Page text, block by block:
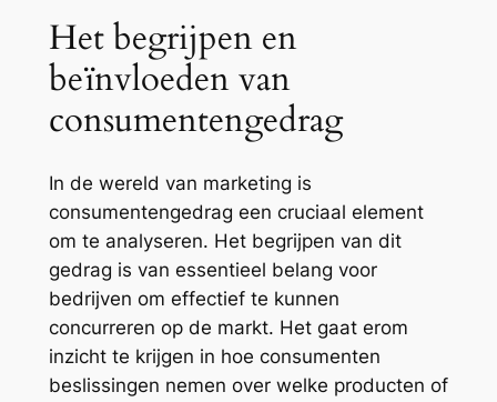
Het begrijpen en
beïnvloeden van
consumentengedrag
In de wereld van marketing is
consumentengedrag een cruciaal element
om te analyseren. Het begrijpen van dit
gedrag is van essentieel belang voor
bedrijven om effectief te kunnen
concurreren op de markt. Het gaat erom
inzicht te krijgen in hoe consumenten
beslissingen nemen over welke producten of